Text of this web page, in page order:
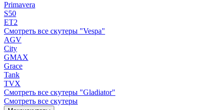
Primavera
S50
ET2
Смотреть все скутеры "Vespa"
AGV
City
GMAX
Grace
Tank
TVX
Смотреть все скутеры "Gladiator"
Смотреть все скутеры